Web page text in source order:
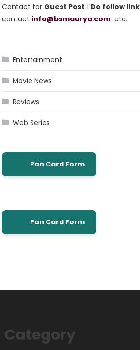
Contact for Guest Post ! Do follow link
contact info@bsmaurya.com etc.
Entertainment
Movie News
Reviews
Web Series
Pan Card Form
Pan Card Form
Category